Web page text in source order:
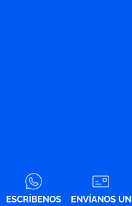
ESCRÍBENOS
ENVÍANOS UN